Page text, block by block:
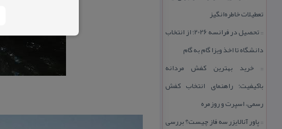
تعطیلات خاطره‌انگیز
::
تحصیل در فرانسه 2026؛ از انتخاب
دانشگاه تا اخذ ویزا گام به گام
::خرید بهترین كفش مردانه
باكیفیت؛ راهنمای انتخاب كفش
رسمی، اسپرت و روزمره
:: پاور آنالایزر سه فاز چیست؟ بررسی